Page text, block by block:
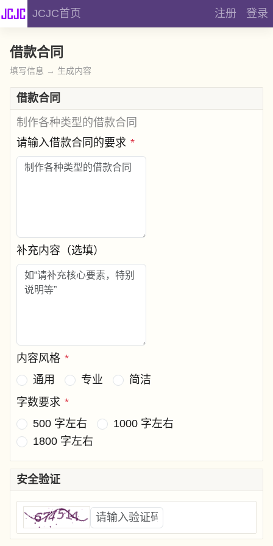
JCJC首页 注册 登录
借款合同
填写信息 → 生成内容
借款合同
制作各种类型的借款合同
请输入借款合同的要求 *
补充内容（选填）
内容风格 *
通用
专业
简洁
字数要求 *
500 字左右
1000 字左右
1800 字左右
安全验证